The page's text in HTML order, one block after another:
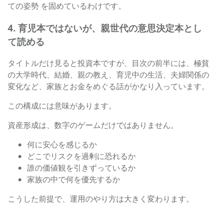
ての姿勢 を固めているわけです。
4. 育児本ではないが、親世代の意思決定本とし
て読める
タイトルだけ見ると投資本ですが、目次の前半には、極貧
の大学時代、結婚、親の教え、育児中の生活、夫婦関係の
変化など、家族とお金をめぐる話がかなり入っています。
この構成には意味があります。
資産形成は、数字のゲームだけではありません。
何に安心を感じるか
どこでリスクを過剰に恐れるか
誰の価値観を引きずっているか
家族の中で何を優先するか
こうした前提で、運用のやり方は大きく変わります。